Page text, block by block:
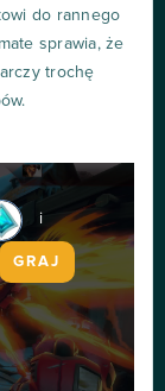
do rannego
sprawia, że
trochę
i
GRAJ